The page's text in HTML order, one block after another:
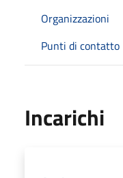
Organizzazioni
Punti di contatto
Incarichi